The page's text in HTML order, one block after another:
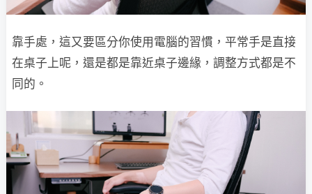
靠手處，這又要區分你使用電腦的習慣，平常手是直接
在桌子上呢，還是都是靠近桌子邊緣，調整方式都是不
同的。